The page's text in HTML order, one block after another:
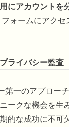
にアカウントを
ォームにアク
ライバシー監査
第一のアプロー
ークな機会を生
的な成功に不可